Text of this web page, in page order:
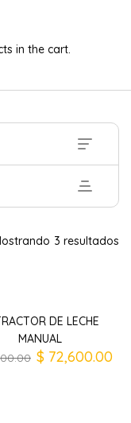
in the cart.
3 resultados
DE LECHE
MANUAL
$ 72,600.00